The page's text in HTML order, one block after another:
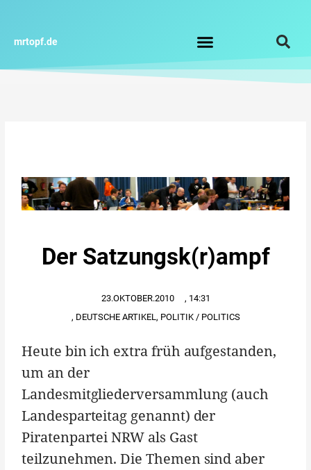
springen
mrtopf.de
Der Satzungsk(r)ampf
23.OKTOBER.2010 , 14:31
, DEUTSCHE ARTIKEL, POLITIK / POLITICS
Heute bin ich extra früh aufgestanden,
um an der
Landesmitgliederversammlung (auch
Landesparteitag genannt) der
Piratenpartei NRW als Gast
teilzunehmen. Die Themen sind aber